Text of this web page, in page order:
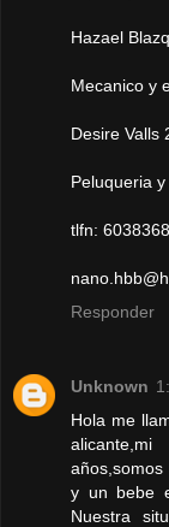
Hazael
Mecanico y
Desire Valls
Peluqueria
tlfn:
Responder
Unknown
Hola me
y un bebe
Nuestra